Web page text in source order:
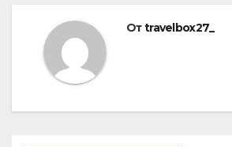
Отtravelbox27_